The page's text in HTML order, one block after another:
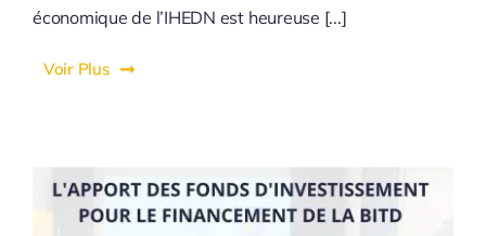
économique de l’IHEDN est heureuse [...]
Voir Plus